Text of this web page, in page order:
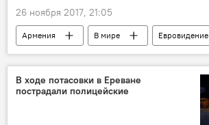
26 ноября 2017, 21:05
Армения В мире Евровидение
В ходе потасовки в Ереване
пострадали полицейские